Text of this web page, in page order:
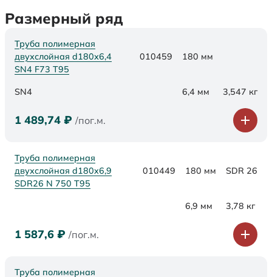
Размерный ряд
Труба полимерная
двухслойная d180х6,4
SN4 F73 Т95
010459 180 мм
SN4 6,4 мм 3,547 кг
1 489,74 ₽ /пог.м.
Труба полимерная
двухслойная d180x6,9
SDR26 N 750 Т95
010449 180 мм SDR 26
6,9 мм 3,78 кг
1 587,6 ₽ /пог.м.
Труба полимерная